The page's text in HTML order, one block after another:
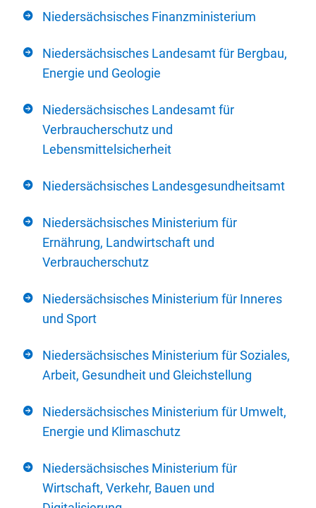
Niedersächsisches Finanzministerium
Niedersächsisches Landesamt für Bergbau,
Energie und Geologie
Niedersächsisches Landesamt für
Verbraucherschutz und
Lebensmittelsicherheit
Niedersächsisches Landesgesundheitsamt
Niedersächsisches Ministerium für
Ernährung, Landwirtschaft und
Verbraucherschutz
Niedersächsisches Ministerium für Inneres
und Sport
Niedersächsisches Ministerium für Soziales,
Arbeit, Gesundheit und Gleichstellung
Niedersächsisches Ministerium für Umwelt,
Energie und Klimaschutz
Niedersächsisches Ministerium für
Wirtschaft, Verkehr, Bauen und